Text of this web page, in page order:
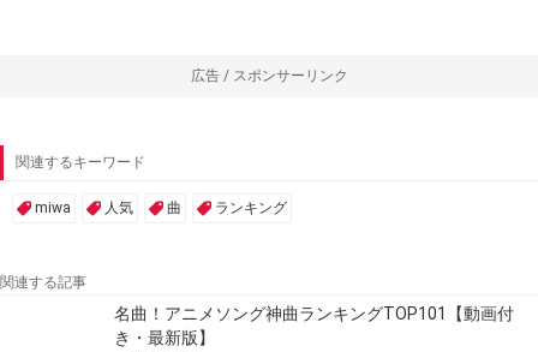
広告 / スポンサーリンク
関連するキーワード
miwa 人気 曲 ランキング
関連する記事
名曲！アニメソング神曲ランキングTOP101【動画付
き・最新版】